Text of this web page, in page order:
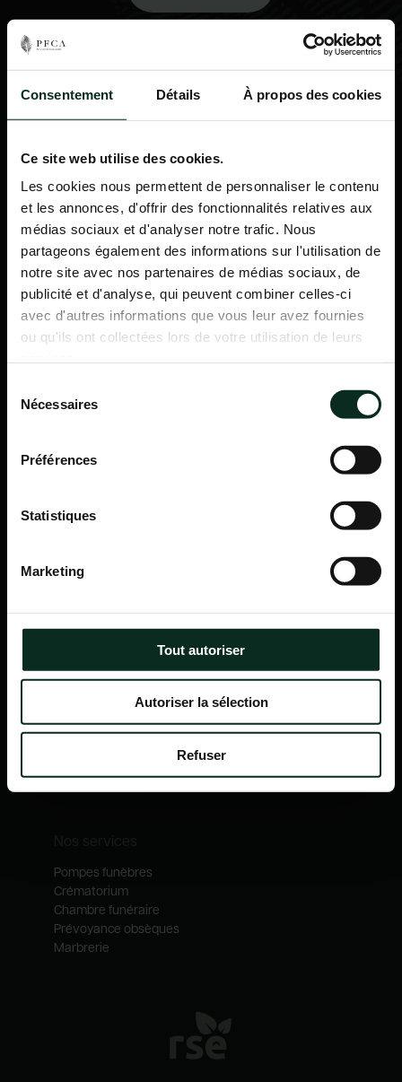
Consentement Détails À propos des cookies
Ce site web utilise des cookies.
Les cookies nous permettent de personnaliser le contenu
et les annonces, d'offrir des fonctionnalités relatives aux
médias sociaux et d'analyser notre trafic. Nous
partageons également des informations sur l'utilisation de
notre site avec nos partenaires de médias sociaux, de
publicité et d'analyse, qui peuvent combiner celles-ci
avec d'autres informations que vous leur avez fournies
ou qu'ils ont collectées lors de votre utilisation de leurs
Nécessaires
Préférences
Statistiques
Marketing
Tout autoriser
Autoriser la sélection
Refuser
P.F.C.A Pompes Funèbres des Communes Associées
Itinéraire
Navigation
Qui sommes-nous ?
Notre catalogue
Nos métiers
Pompes funèbres
Crématorium
Chambre funéraire
Prévoyance obsèques
Marbrerie